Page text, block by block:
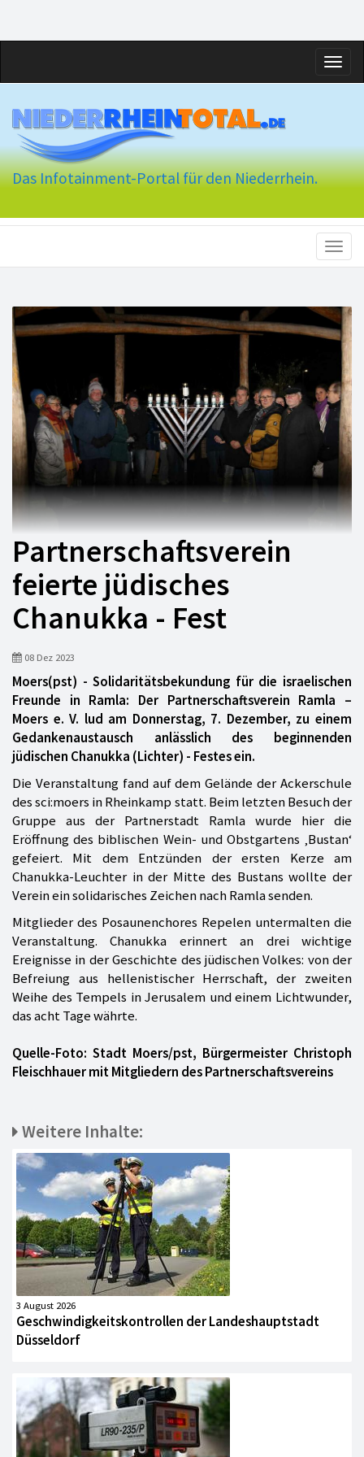
Das Infotainment-Portal für den Niederrhein.
Partnerschaftsverein
feierte jüdisches
Chanukka - Fest
08 Dez 2023
Moers(pst) - Solidaritätsbekundung für die israelischen
Freunde in Ramla: Der Partnerschaftsverein Ramla –
Moers e. V. lud am Donnerstag, 7. Dezember, zu einem
Gedankenaustausch anlässlich des beginnenden
jüdischen Chanukka (Lichter) - Festes ein.
Die Veranstaltung fand auf dem Gelände der Ackerschule
des sci:moers in Rheinkamp statt. Beim letzten Besuch der
Gruppe aus der Partnerstadt Ramla wurde hier die
Eröffnung des biblischen Wein- und Obstgartens ‚Bustan‘
gefeiert. Mit dem Entzünden der ersten Kerze am
Chanukka-Leuchter in der Mitte des Bustans wollte der
Verein ein solidarisches Zeichen nach Ramla senden.
Mitglieder des Posaunenchores Repelen untermalten die
Veranstaltung. Chanukka erinnert an drei wichtige
Ereignisse in der Geschichte des jüdischen Volkes: von der
Befreiung aus hellenistischer Herrschaft, der zweiten
Weihe des Tempels in Jerusalem und einem Lichtwunder,
das acht Tage währte.
Quelle-Foto: Stadt Moers/pst, Bürgermeister Christoph
Fleischhauer mit Mitgliedern des Partnerschaftsvereins
Weitere Inhalte:
3 August 2026
Geschwindigkeitskontrollen der Landeshauptstadt
Düsseldorf